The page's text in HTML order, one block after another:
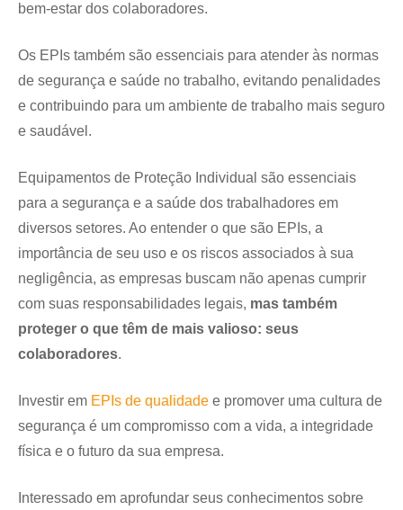
bem-estar dos colaboradores.
Os EPIs também são essenciais para atender às normas
de segurança e saúde no trabalho, evitando penalidades
e contribuindo para um ambiente de trabalho mais seguro
e saudável.
Equipamentos de Proteção Individual são essenciais
para a segurança e a saúde dos trabalhadores em
diversos setores. Ao entender o que são EPIs, a
importância de seu uso e os riscos associados à sua
negligência, as empresas buscam não apenas cumprir
com suas responsabilidades legais, mas também
proteger o que têm de mais valioso: seus
colaboradores.
Investir em EPIs de qualidade e promover uma cultura de
segurança é um compromisso com a vida, a integridade
física e o futuro da sua empresa.
Interessado em aprofundar seus conhecimentos sobre